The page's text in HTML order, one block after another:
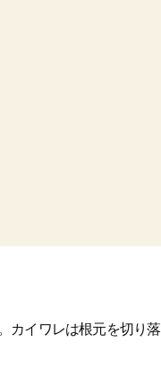
カイワレは根元を切り落